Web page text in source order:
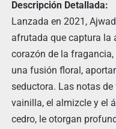
Descripción Detallada:
Lanzada en 2021,
afrutada que captura la
corazón de la
una fusión floral,
seductora. Las notas
vainilla, el almizcle y el
cedro, le otorgan